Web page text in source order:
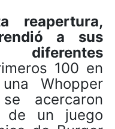
reapertura,
a sus
100 en
Whopper
acercaron
de un juego